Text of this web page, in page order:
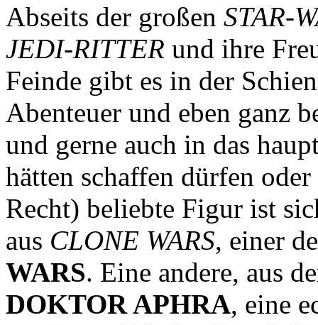
Abseits der großen STAR-
JEDI-RITTER und ihre
Feinde gibt es in der
Abenteuer und eben ganz
und gerne auch in das
hätten schaffen dürfen
Recht) beliebte Figur ist
aus CLONE WARS, einer
WARS. Eine andere, aus
DOKTOR APHRA, eine